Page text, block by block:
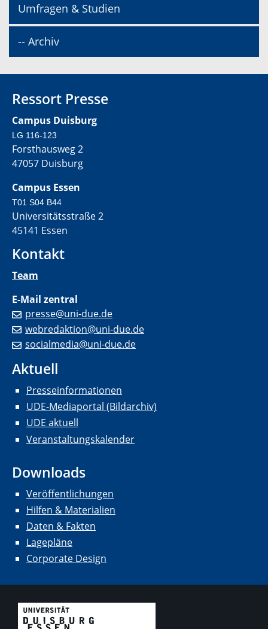
Umfragen & Studien
-- Archiv
Ressort Presse
Campus Duisburg
LG 116-123
Forsthausweg 2
47057 Duisburg
Campus Essen
T01 S04 B44
Universitätsstraße 2
45141 Essen
Kontakt
Team
E-Mail zentral
presse@uni-due.de
webredaktion@uni-due.de
socialmedia@uni-due.de
Aktuell
Presseinformationen
UDE-Mediaportal (Bildarchiv)
UDE aktuell
Veranstaltungskalender
Downloads
Veröffentlichungen
Hilfen & Materialien
Daten & Fakten
Lagepläne
Corporate Design